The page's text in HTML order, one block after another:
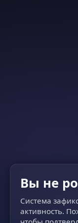
Вы не
Система
активность.